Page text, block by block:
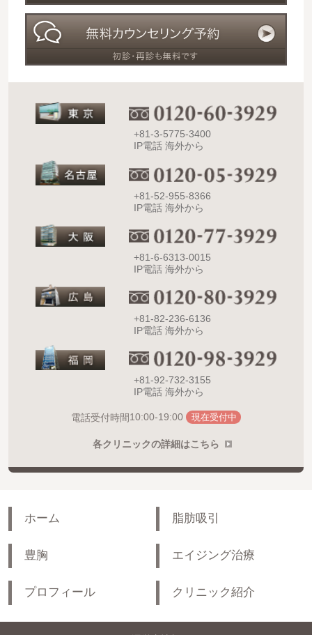
+81-3-5775-3400
IP電話 海外から
+81-52-955-8366
IP電話 海外から
+81-6-6313-0015
IP電話 海外から
+81-82-236-6136
IP電話 海外から
+81-92-732-3155
IP電話 海外から
電話受付時間10:00-19:00 現在受付中
各クリニックの詳細はこちら
ホーム 脂肪吸引
豊胸 エイジング治療
プロフィール クリニック紹介